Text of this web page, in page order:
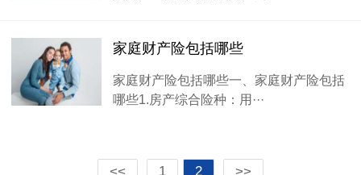
家庭财产险包括哪些
家庭财产险包括哪些一、家庭财产险包括
哪些1.房产综合险种：用···
<< 1 2 >>